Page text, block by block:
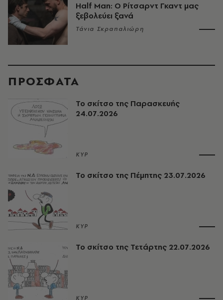
Half Man: Ο Ρίτσαρντ Γκαντ μας
ξεβολεύει ξανά
Τάνια Σκραπαλιώρη
ΠΡΟΣΦΑΤΑ
Το σκίτσο της Παρασκευής
24.07.2026
ΚΥΡ
Το σκίτσο της Πέμπτης 23.07.2026
ΚΥΡ
Το σκίτσο της Τετάρτης 22.07.2026
ΚΥΡ